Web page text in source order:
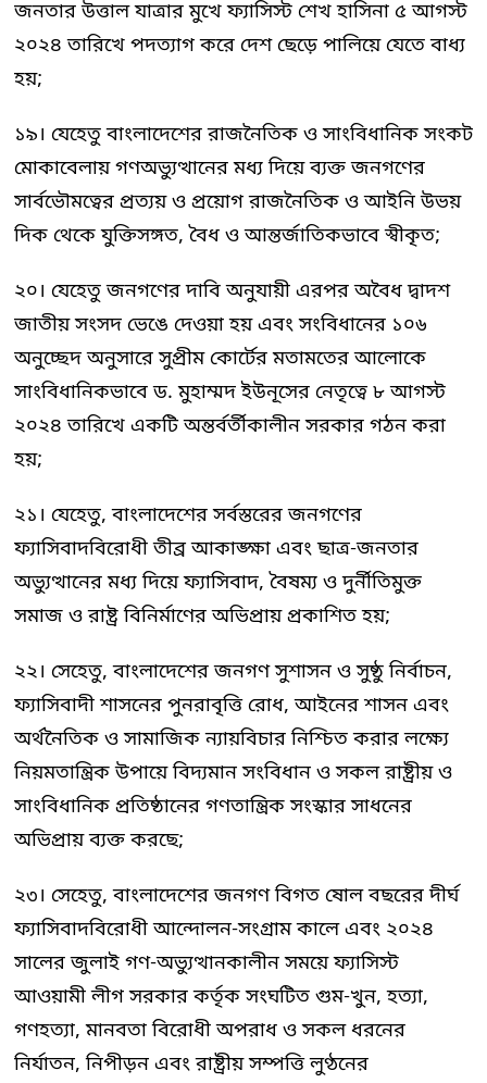
জনতার উত্তাল যাত্রার মুখে ফ্যাসিস্ট শেখ হাসিনা ৫ আগস্ট
২০২৪ তারিখে পদত্যাগ করে দেশ ছেড়ে পালিয়ে যেতে বাধ্য
হয়;
১৯। যেহেতু বাংলাদেশের রাজনৈতিক ও সাংবিধানিক সংকট
মোকাবেলায় গণঅভ্যুত্থানের মধ্য দিয়ে ব্যক্ত জনগণের
সার্বভৌমত্বের প্রত্যয় ও প্রয়োগ রাজনৈতিক ও আইনি উভয়
দিক থেকে যুক্তিসঙ্গত, বৈধ ও আন্তর্জাতিকভাবে স্বীকৃত;
২০। যেহেতু জনগণের দাবি অনুযায়ী এরপর অবৈধ দ্বাদশ
জাতীয় সংসদ ভেঙে দেওয়া হয় এবং সংবিধানের ১০৬
অনুচ্ছেদ অনুসারে সুপ্রীম কোর্টের মতামতের আলোকে
সাংবিধানিকভাবে ড. মুহাম্মদ ইউনূসের নেতৃত্বে ৮ আগস্ট
২০২৪ তারিখে একটি অন্তর্বর্তীকালীন সরকার গঠন করা
হয়;
২১। যেহেতু, বাংলাদেশের সর্বস্তরের জনগণের
ফ্যাসিবাদবিরোধী তীব্র আকাঙ্ক্ষা এবং ছাত্র-জনতার
অভ্যুত্থানের মধ্য দিয়ে ফ্যাসিবাদ, বৈষম্য ও দুর্নীতিমুক্ত
সমাজ ও রাষ্ট্র বিনির্মাণের অভিপ্রায় প্রকাশিত হয়;
২২। সেহেতু, বাংলাদেশের জনগণ সুশাসন ও সুষ্ঠু নির্বাচন,
ফ্যাসিবাদী শাসনের পুনরাবৃত্তি রোধ, আইনের শাসন এবং
অর্থনৈতিক ও সামাজিক ন্যায়বিচার নিশ্চিত করার লক্ষ্যে
নিয়মতান্ত্রিক উপায়ে বিদ্যমান সংবিধান ও সকল রাষ্ট্রীয় ও
সাংবিধানিক প্রতিষ্ঠানের গণতান্ত্রিক সংস্কার সাধনের
অভিপ্রায় ব্যক্ত করছে;
২৩। সেহেতু, বাংলাদেশের জনগণ বিগত ষোল বছরের দীর্ঘ
ফ্যাসিবাদবিরোধী আন্দোলন-সংগ্রাম কালে এবং ২০২৪
সালের জুলাই গণ-অভ্যুত্থানকালীন সময়ে ফ্যাসিস্ট
আওয়ামী লীগ সরকার কর্তৃক সংঘটিত গুম-খুন, হত্যা,
গণহত্যা, মানবতা বিরোধী অপরাধ ও সকল ধরনের
নির্যাতন, নিপীড়ন এবং রাষ্ট্রীয় সম্পত্তি লুণ্ঠনের